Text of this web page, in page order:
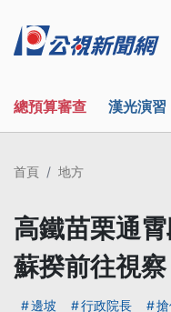
總預算審查 漢光演習
首頁 地方
高鐵苗栗通
蘇揆前往視察
邊坡 行政院長